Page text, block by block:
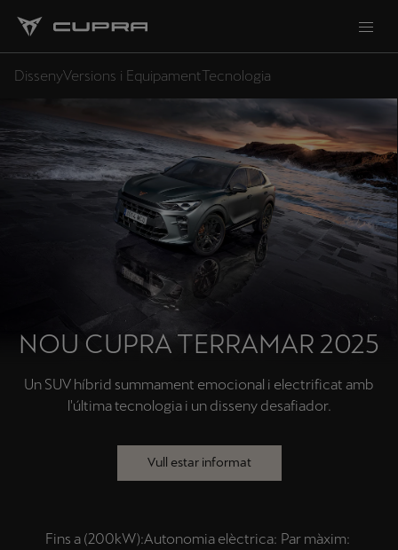
DissenyVersions i EquipamentTecnologia
NOU CUPRA TERRAMAR 2025
Un SUV híbrid summament emocional i electrificat amb
l'última tecnologia i un disseny desafiador.
Vull estar informat
Fins a (200kW):Autonomia elèctrica: Par màxim: